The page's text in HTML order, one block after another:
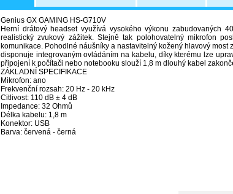
Genius GX GAMING HS-G710V
Herní drátový headset využívá vysokého výkonu zabudovaných
realistický zvukový zážitek. Stejně tak polohovatelný mikrofon
komunikace. Pohodlné náušníky a nastavitelný kožený hlavový
disponuje integrovaným ovládáním na kabelu, díky kterému lze
připojení k počítači nebo notebooku slouží 1,8 m dlouhý kabel
ZÁKLADNÍ SPECIFIKACE
Mikrofon: ano
Frekvenční rozsah: 20 Hz - 20 kHz
Citlivost: 110 dB ± 4 dB
Impedance: 32 Ohmů
Délka kabelu: 1,8 m
Konektor: USB
Barva: červená - černá